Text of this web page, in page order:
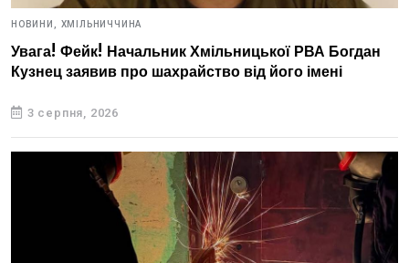
НОВИНИ, ХМІЛЬНИЧЧИНА
Увага! Фейк! Начальник Хмільницької РВА Богдан
Кузнец заявив про шахрайство від його імені
3 серпня, 2026